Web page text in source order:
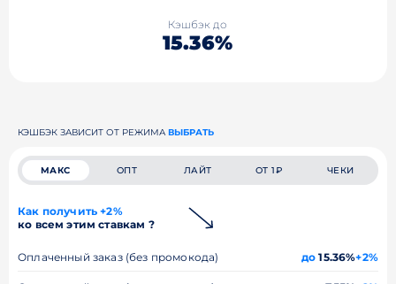
Кэшбэк до
15.36%
КЭШБЭК ЗАВИСИТ ОТ РЕЖИМА ВЫБРАТЬ
МАКС ОПТ ЛАЙТ ОТ 1₽ ЧЕКИ
Как получить +2%
ко всем этим ставкам ?
Оплаченный заказ (без промокода) до 15.36%+2%